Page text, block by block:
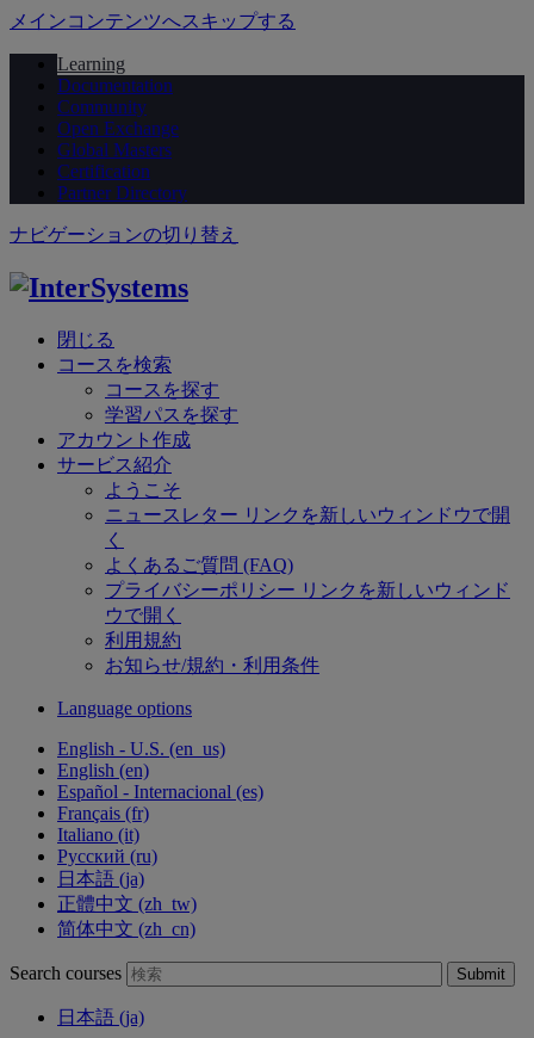
メインコンテンツへスキップする
Learning
Documentation
Community
Open Exchange
Global Masters
Certification
Partner Directory
ナビゲーションの切り替え
閉じる
コースを検索
コースを探す
学習パスを探す
アカウント作成
サービス紹介
ようこそ
ニュースレター リンクを新しいウィンドウで開
く
よくあるご質問 (FAQ)
プライバシーポリシー リンクを新しいウィンド
ウで開く
利用規約
お知らせ/規約・利用条件
Language options
English - U.S. ‎(en_us)‎
English ‎(en)‎
Español - Internacional ‎(es)‎
Français ‎(fr)‎
Italiano ‎(it)‎
Русский ‎(ru)‎
日本語 ‎(ja)‎
正體中文 ‎(zh_tw)‎
简体中文 ‎(zh_cn)‎
Search courses Submit
日本語 ‎(ja)‎